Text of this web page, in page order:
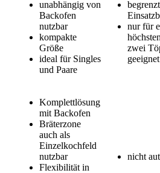
unabhängig von
Backofen
nutzbar
kompakte
Größe
ideal für Singles
und Paare
nur für
zwei
geeignet
Komplettlösung
mit Backofen
Bräterzone
auch als
Einzelkochfeld
nutzbar
Flexibilität in
nicht